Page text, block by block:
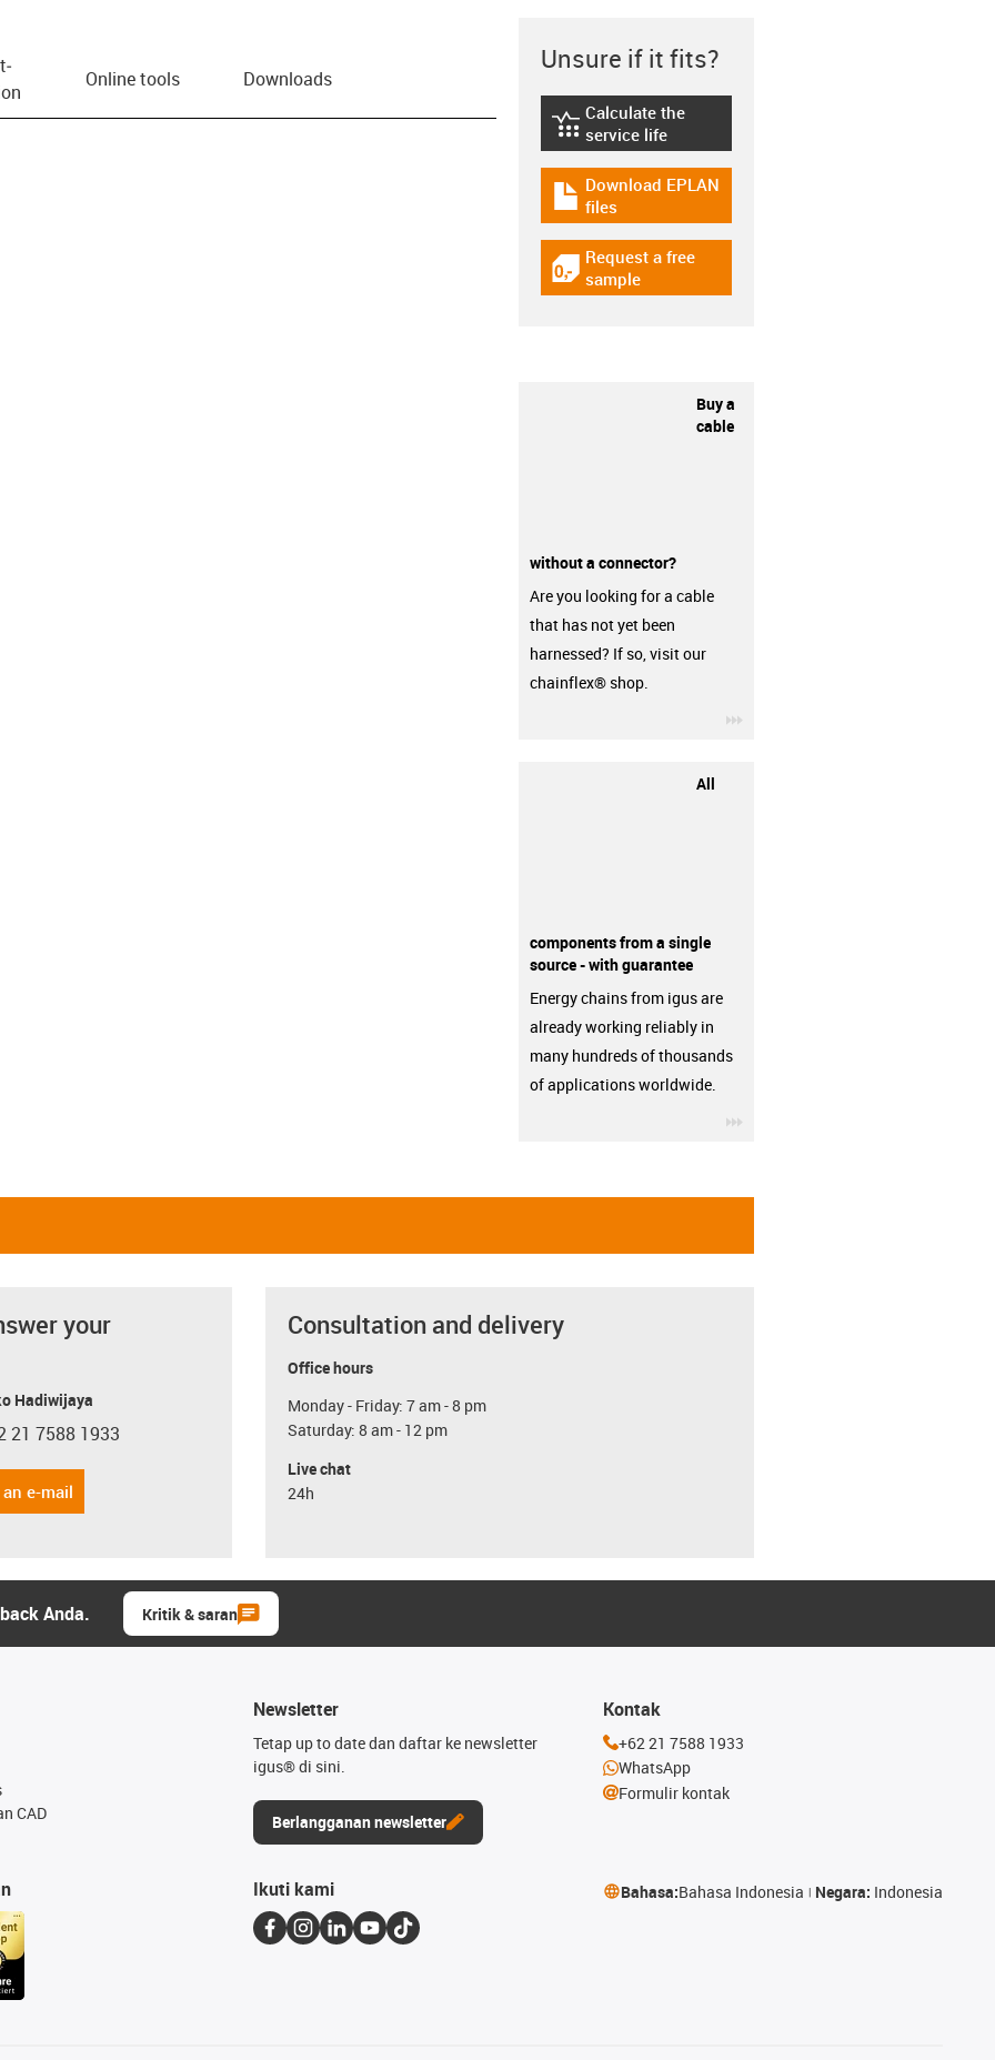
Online tools Downloads
Unsure if it fits?
igus-icon-lebensdauerrechner
Calculate the
service life
igus-icon-download-plan
Download EPLAN
files
igus-icon-gratismuster
Request a free
sample
Buy a
cable
without a connector?
Are you looking for a cable
that has not yet been
harnessed? If so, visit our
chainflex® shop.
All
components from a single
source - with guarantee
Energy chains from igus are
already working reliably in
many hundreds of thousands
of applications worldwide.
your
Hadiwijaya
phone
21 7588 1933
e-mail
Consultation and delivery
Office hours
Monday - Friday: 7 am - 8 pm
Saturday: 8 am - 12 pm
Live chat
24h
Anda. Kritik & saran
CAD
Newsletter
Tetap up to date dan daftar ke newsletter
igus® di sini.
Berlangganan newsletter
Kontak
+62 21 7588 1933
WhatsApp
Formulir kontak
Ikuti kami Bahasa:Bahasa Indonesia Negara: Indonesia